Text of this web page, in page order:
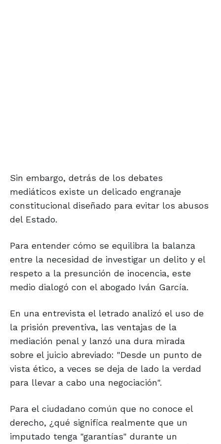
Sin embargo, detrás de los debates
mediáticos existe un delicado engranaje
constitucional diseñado para evitar los abusos
del Estado.
Para entender cómo se equilibra la balanza
entre la necesidad de investigar un delito y el
respeto a la presunción de inocencia, este
medio dialogó con el abogado Iván García.
En una entrevista el letrado analizó el uso de
la prisión preventiva, las ventajas de la
mediación penal y lanzó una dura mirada
sobre el juicio abreviado: "Desde un punto de
vista ético, a veces se deja de lado la verdad
para llevar a cabo una negociación".
Para el ciudadano común que no conoce el
derecho, ¿qué significa realmente que un
imputado tenga "garantías" durante un